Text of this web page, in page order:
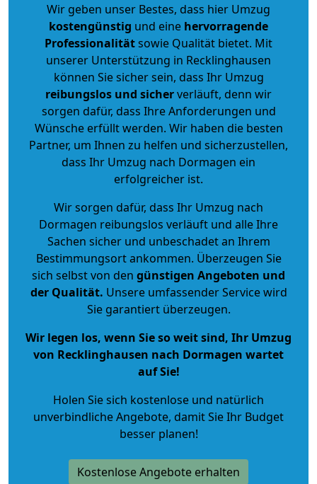
Wir geben unser Bestes, dass hier Umzug
kostengünstig und eine hervorragende
Professionalitätsowie Qualität bietet. Mit
unserer Unterstützung in Recklinghausen
können Sie sicher sein, dass Ihr Umzug
reibungslos und sicherverläuft, denn wir
sorgen dafür, dass Ihre Anforderungen und
Wünsche erfüllt werden. Wir haben die besten
Partner, um Ihnen zu helfen und sicherzustellen,
dass Ihr Umzug nach Dormagen ein
erfolgreicher ist.
Wir sorgen dafür, dass Ihr Umzug nach
Dormagen reibungslos verläuft und alle Ihre
Sachen sicher und unbeschadet an Ihrem
Bestimmungsort ankommen. Überzeugen Sie
sich selbst von den günstigen Angeboten und
der Qualität. Unsere umfassender Service wird
Sie garantiert überzeugen.
Wir legen los, wenn Sie so weit sind, Ihr Umzug
von Recklinghausen nach Dormagen wartet
auf Sie!
Holen Sie sich kostenlose und natürlich
unverbindliche Angebote, damit Sie Ihr Budget
besser planen!
Kostenlose Angebote erhalten